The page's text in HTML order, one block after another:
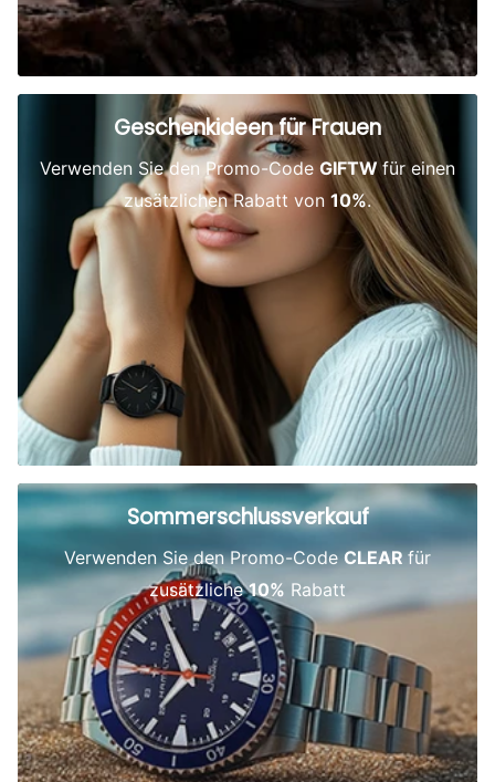
Geschenkideen für Frauen
Verwenden Sie den Promo-CodeGIFTWfür einen
zusätzlichen Rabatt von 10%.
Sommerschlussverkauf
Verwenden Sie den Promo-CodeCLEARfür
zusätzliche10% Rabatt